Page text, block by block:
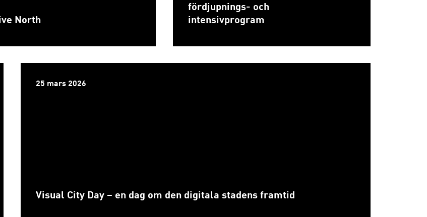
North
fördjupnings- och
intensivprogram
25 mars 2026
Visual City Day – en dag om den digitala stadens framtid